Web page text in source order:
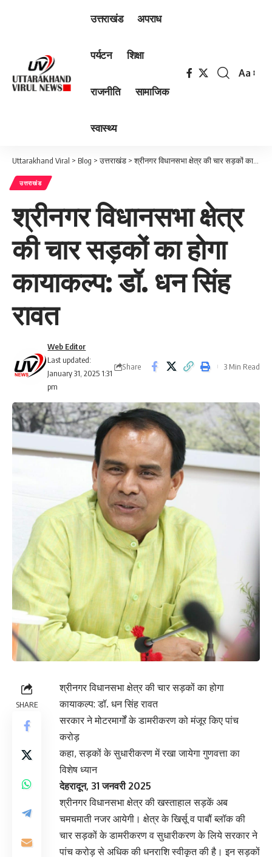
उत्तराखंड अपराध
पर्यटन शिक्षा
राजनीति सामाजिक
स्वास्थ्य
Font
Aa
Uttarakhand Viral > Blog >उत्तराखंड >श्रीनगर विधानसभा क्षेत्र की चार सड़कों का होगा कायाकल्प: डॉ. धन सिंह रावत
उत्तराखंड
श्रीनगर विधानसभा क्षेत्र
की चार सड़कों का होगा
कायाकल्प: डॉ. धन सिंह
रावत
Last updated:
January 31, 2025 1:31
pm
Web Editor
Share 3 Min Read
SHARE
श्रीनगर विधानसभा क्षेत्र की चार सड़कों का होगा
कायाकल्प: डॉ. धन सिंह रावत
सरकार ने मोटरमार्गों के डामरीकरण को मंजूर किए पांच
करोड़
कहा, सड़कों के सुधारीकरण में रखा जायेगा गुणवत्ता का
विशेष ध्यान
देहरादून, 31 जनवरी 2025
श्रीनगर विधानसभा क्षेत्र की खस्ताहाल सड़कें अब
चमचमाती नजर आयेगी। क्षेत्र के खिर्सू व पाबौं ब्लॉक की
चार सड़कों के डामरीकरण व सुधारीकरण के लिये सरकार ने
पांच करोड़ से अधिक की धनराशि स्वीकृत की है। इन सड़कों